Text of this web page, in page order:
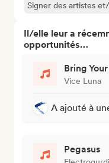
Signer des artistes
Il/elle leur a
opportunités…
Bring
Vice Luna
A ajouté à
Pegasus